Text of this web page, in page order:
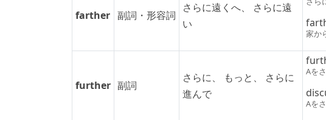
farther 副詞・形容詞
さらに遠くへ、 さらに遠
い
家か
further 副詞
さらに、 もっと、 さらに
進んで
Aを
Aを